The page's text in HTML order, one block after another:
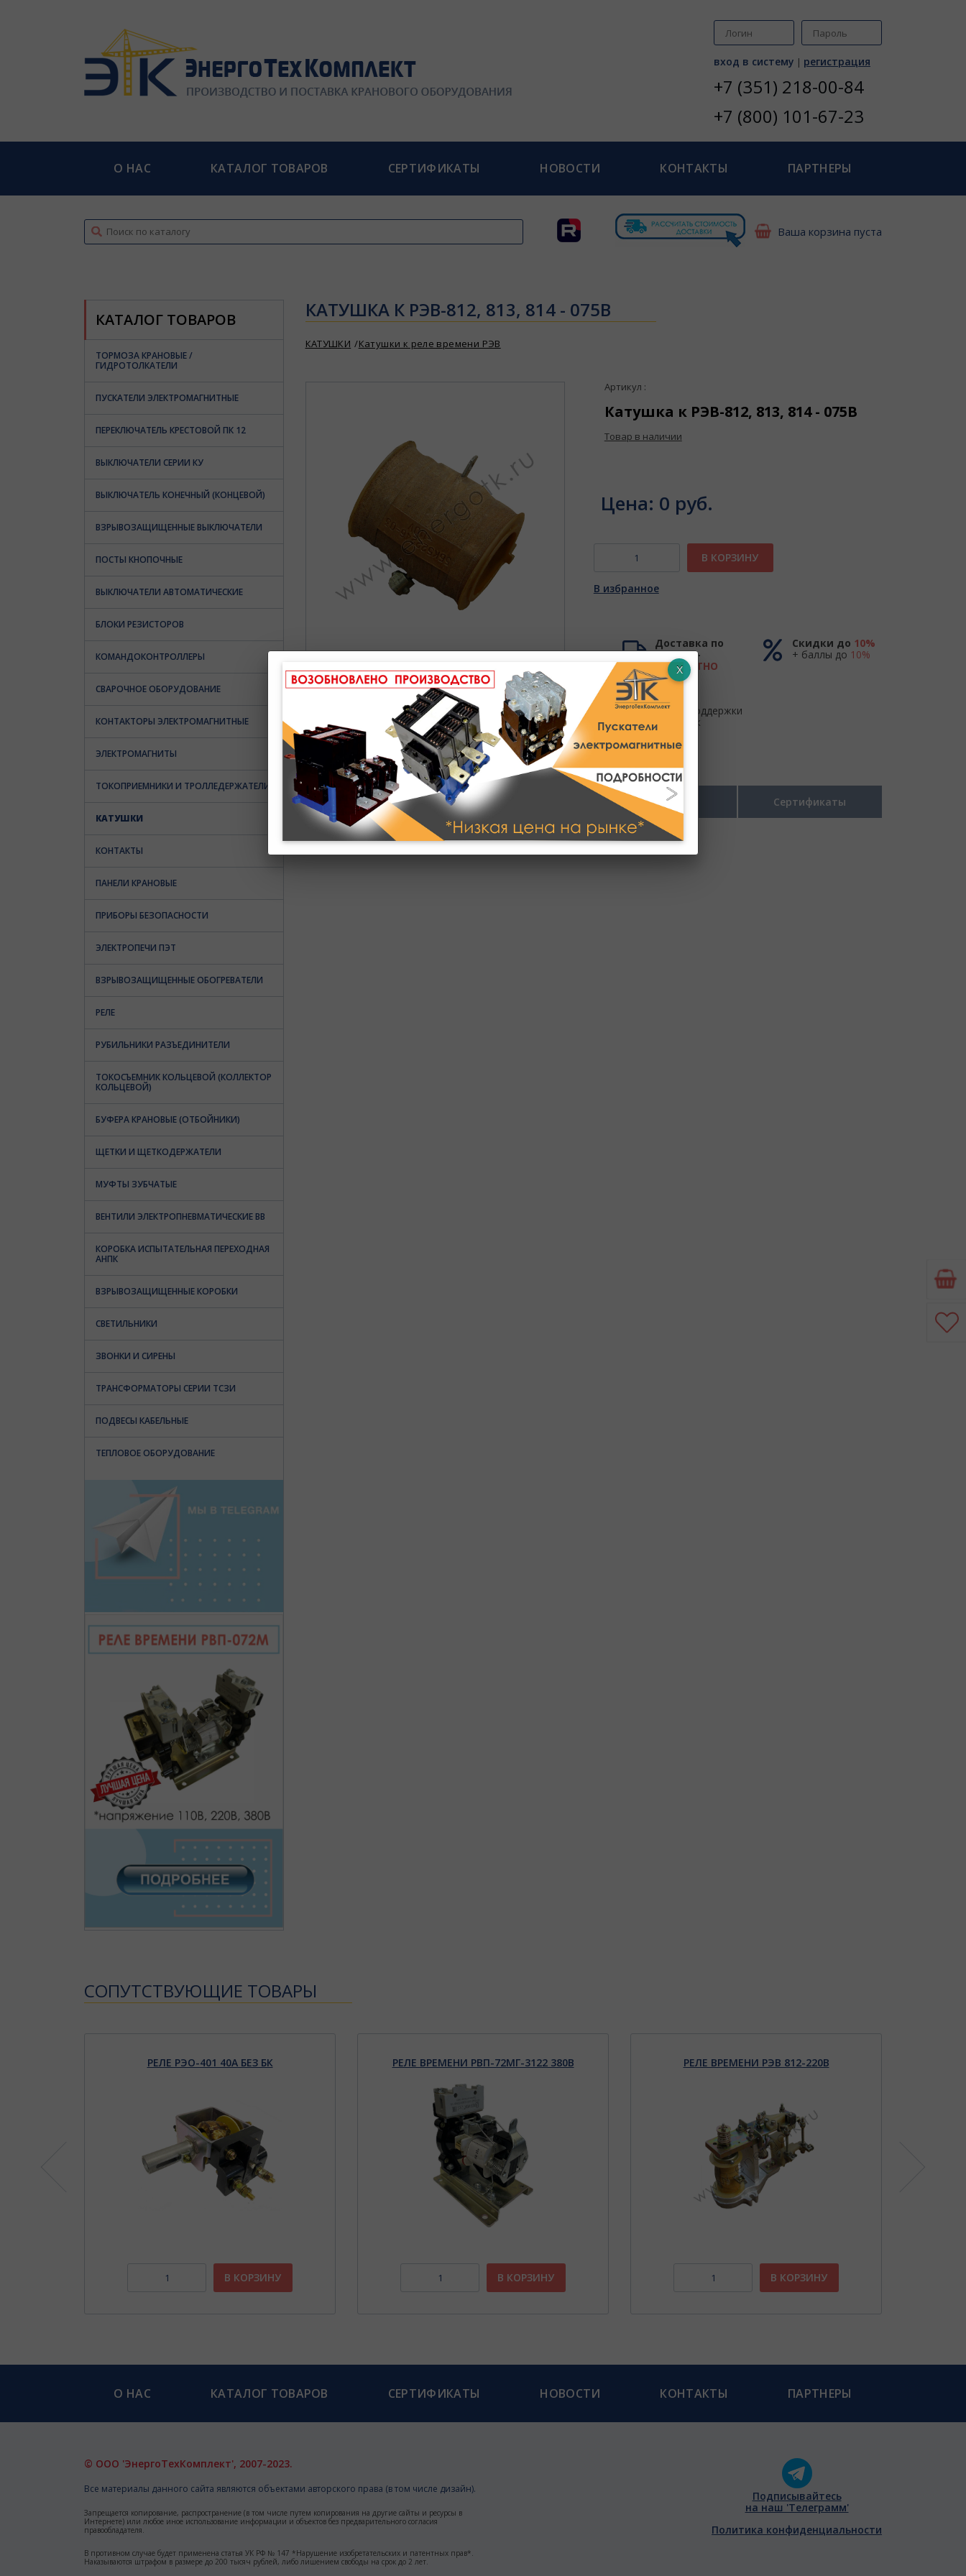
вход в систему | регистрация
+7 (351) 218-00-84
+7 (800) 101-67-23
О НАС КАТАЛОГ ТОВАРОВ СЕРТИФИКАТЫ НОВОСТИ КОНТАКТЫ ПАРТНЕРЫ
Ваша корзина пуста
КАТАЛОГ ТОВАРОВ
ТОРМОЗА КРАНОВЫЕ /
ГИДРОТОЛКАТЕЛИ
ПУСКАТЕЛИ ЭЛЕКТРОМАГНИТНЫЕ
ПЕРЕКЛЮЧАТЕЛЬ КРЕСТОВОЙ ПК 12
ВЫКЛЮЧАТЕЛИ СЕРИИ КУ
ВЫКЛЮЧАТЕЛЬ КОНЕЧНЫЙ (КОНЦЕВОЙ)
ВЗРЫВОЗАЩИЩЕННЫЕ ВЫКЛЮЧАТЕЛИ
ПОСТЫ КНОПОЧНЫЕ
ВЫКЛЮЧАТЕЛИ АВТОМАТИЧЕСКИЕ
БЛОКИ РЕЗИСТОРОВ
КОМАНДОКОНТРОЛЛЕРЫ
СВАРОЧНОЕ ОБОРУДОВАНИЕ
КОНТАКТОРЫ ЭЛЕКТРОМАГНИТНЫЕ
ЭЛЕКТРОМАГНИТЫ
ТОКОПРИЕМНИКИ И ТРОЛЛЕДЕРЖАТЕЛИ
КАТУШКИ
КОНТАКТЫ
ПАНЕЛИ КРАНОВЫЕ
ПРИБОРЫ БЕЗОПАСНОСТИ
ЭЛЕКТРОПЕЧИ ПЭТ
ВЗРЫВОЗАЩИЩЕННЫЕ ОБОГРЕВАТЕЛИ
РЕЛЕ
РУБИЛЬНИКИ РАЗЪЕДИНИТЕЛИ
ТОКОСЪЕМНИК КОЛЬЦЕВОЙ (КОЛЛЕКТОР
КОЛЬЦЕВОЙ)
БУФЕРА КРАНОВЫЕ (ОТБОЙНИКИ)
ЩЕТКИ И ЩЕТКОДЕРЖАТЕЛИ
МУФТЫ ЗУБЧАТЫЕ
ВЕНТИЛИ ЭЛЕКТРОПНЕВМАТИЧЕСКИЕ ВВ
КОРОБКА ИСПЫТАТЕЛЬНАЯ ПЕРЕХОДНАЯ
АНПК
ВЗРЫВОЗАЩИЩЕННЫЕ КОРОБКИ
СВЕТИЛЬНИКИ
ЗВОНКИ И СИРЕНЫ
ТРАНСФОРМАТОРЫ СЕРИИ ТСЗИ
ПОДВЕСЫ КАБЕЛЬНЫЕ
ТЕПЛОВОЕ ОБОРУДОВАНИЕ
КАТУШКА К РЭВ-812, 813, 814 - 075В
КАТУШКИ Катушки к реле времени РЭВ
Артикул :
Катушка к РЭВ-812, 813, 814 - 075В
Товар в наличии
Цена: 0 руб.
В КОРЗИНУ
В избранное
Доставка по
России -
БЕСПЛАТНО
до ТК
Скидки до 10%
+ баллы до 10%
Центр поддержки
и продаж
Полное описание Техническое описание Размеры Сертификаты
CОПУТСТВУЮЩИЕ ТОВАРЫ
РЕЛЕ РЭО-401 40А БЕЗ БК
В КОРЗИНУ
РЕЛЕ ВРЕМЕНИ РВП-72МГ-3122 380В
В КОРЗИНУ
РЕЛЕ ВРЕМЕНИ РЭВ 812-220В
В КОРЗИНУ
О НАС КАТАЛОГ ТОВАРОВ СЕРТИФИКАТЫ НОВОСТИ КОНТАКТЫ ПАРТНЕРЫ
© ООО 'ЭнергоТехКомплект', 2007-2023.
Все материалы данного сайта являются объектами авторского права (в том числе дизайн).
Запрещается копирование, распространение (в том числе путем копирования на другие сайты и ресурсы в
Интернете) или любое иное использование информации и объектов без предварительного согласия
правообладателя.
В противном случае будет применена статья УК РФ № 147 *Нарушение изобретательских и патентных прав*.
Наказываются штрафом в размере до 200 тысяч рублей, либо лишением свободы на срок до 2 лет.
Подписывайтесь
на наш 'Телеграмм'
Политика конфиденциальности